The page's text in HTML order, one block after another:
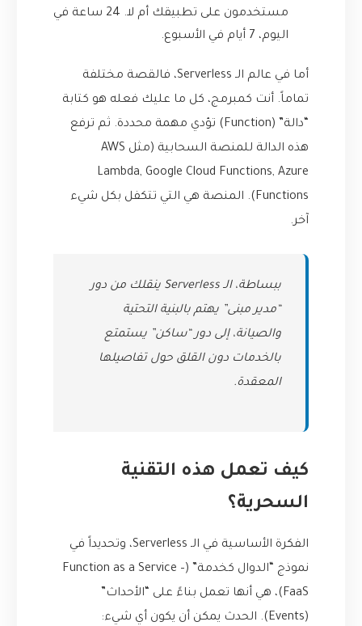
مستخدمون على تطبيقك أم لا. 24 ساعة في
اليوم، 7 أيام في الأسبوع.
أما في عالم الـ Serverless، فالقصة مختلفة
تماماً. أنت كمبرمج، كل ما عليك فعله هو كتابة
“دالة” (Function) تؤدي مهمة محددة. ثم ترفع
هذه الدالة للمنصة السحابية (مثل AWS
Lambda, Google Cloud Functions, Azure
Functions). المنصة هي التي تتكفل بكل شيء
آخر.
ببساطة، الـ Serverless ينقلك من دور
“مدير مبنى” يهتم بالبنية التحتية
والصيانة، إلى دور “ساكن” يستمتع
بالخدمات دون القلق حول تفاصيلها
المعقدة.
كيف تعمل هذه التقنية
السحرية؟
الفكرة الأساسية في الـ Serverless، وتحديداً في
نموذج “الدوال كخدمة” (Function as a Service –
FaaS)، هي أنها تعمل بناءً على “الأحداث”
(Events). الحدث يمكن أن يكون أي شيء: